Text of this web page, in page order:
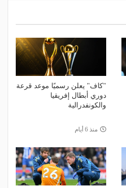
"كاف" يعلن رسميًا موعد قرعة
دوري أبطال إفريقيا
والكونفدرالية
منذ 6 أيام